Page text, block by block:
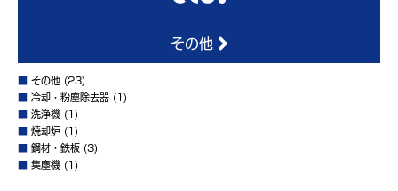
その他
その他 (23)
冷却・粉塵除去器 (1)
洗浄機 (1)
焼却炉 (1)
鋼材・鉄板 (3)
集塵機 (1)